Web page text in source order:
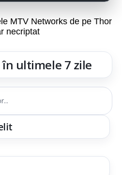
MTV Networks de pe Thor
necriptat
ultimele 7 zile